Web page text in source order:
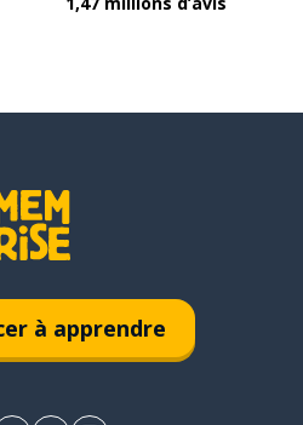
à apprendre